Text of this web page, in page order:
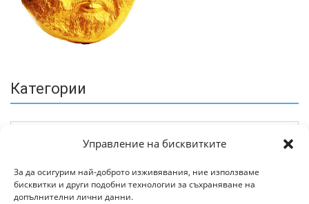
Управление на бисквитките
За да осигурим най-доброто изживявания, ние използваме
бисквитки и други подобни технологии за съхраняване на
допълнителни лични данни.
Категории
Архив